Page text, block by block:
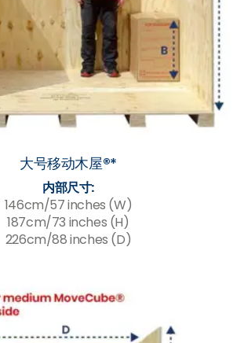
大号移动木屋®*
内部尺寸:
146cm/57 inches (W)
187cm/73 inches (H)
226cm/88 inches (D)